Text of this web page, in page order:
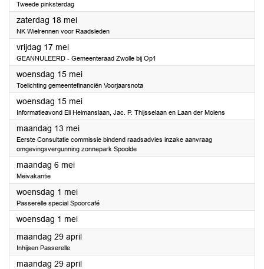
Tweede pinksterdag
zaterdag 18 mei2024
NK Wielrennen voor Raadsleden
vrijdag 17 mei2024
GEANNULEERD - Gemeenteraad Zwolle bij Op1
woensdag 15 mei2024
Toelichting gemeentefinanciën Voorjaarsnota
woensdag 15 mei2024
Informatieavond Eli Heimanslaan, Jac. P. Thijsselaan en Laan der Molens
maandag 13 mei2024
Eerste Consultatie commissie bindend raadsadvies inzake aanvraag
omgevingsvergunning zonnepark Spoolde
maandag 6 mei2024
Meivakantie
woensdag 1 mei2024
Passerelle special Spoorcafé
woensdag 1 mei2024
maandag 29 april2024
Inhijsen Passerelle
maandag 29 april2024